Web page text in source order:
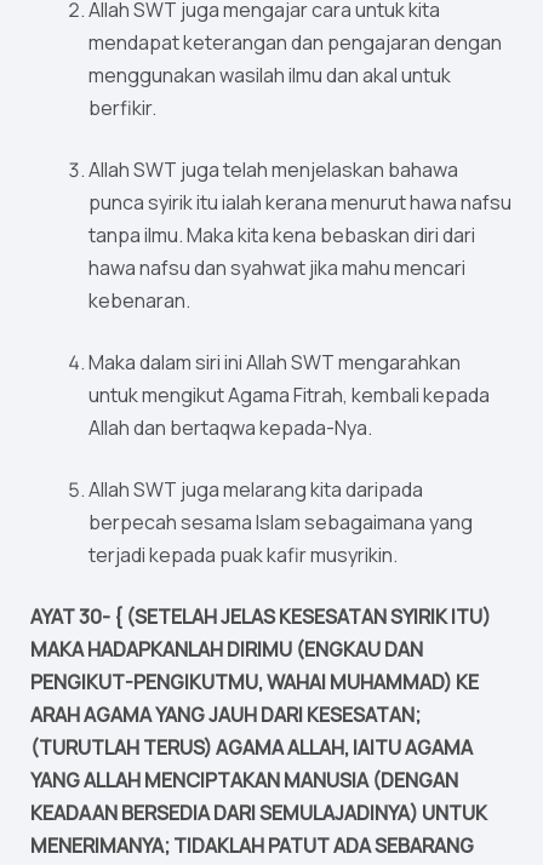
Allah SWT juga mengajar cara untuk kita
mendapat keterangan dan pengajaran dengan
menggunakan wasilah ilmu dan akal untuk
berfikir.
Allah SWT juga telah menjelaskan bahawa
punca syirik itu ialah kerana menurut hawa nafsu
tanpa ilmu. Maka kita kena bebaskan diri dari
hawa nafsu dan syahwat jika mahu mencari
kebenaran.
Maka dalam siri ini Allah SWT mengarahkan
untuk mengikut Agama Fitrah, kembali kepada
Allah dan bertaqwa kepada-Nya.
Allah SWT juga melarang kita daripada
berpecah sesama Islam sebagaimana yang
terjadi kepada puak kafir musyrikin.
AYAT 30- { (SETELAH JELAS KESESATAN SYIRIK ITU)
MAKA HADAPKANLAH DIRIMU (ENGKAU DAN
PENGIKUT-PENGIKUTMU, WAHAI MUHAMMAD) KE
ARAH AGAMA YANG JAUH DARI KESESATAN;
(TURUTLAH TERUS) AGAMA ALLAH, IAITU AGAMA
YANG ALLAH MENCIPTAKAN MANUSIA (DENGAN
KEADAAN BERSEDIA DARI SEMULAJADINYA) UNTUK
MENERIMANYA; TIDAKLAH PATUT ADA SEBARANG